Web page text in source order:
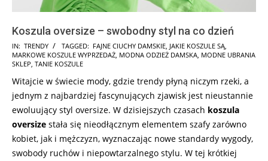
Koszula oversize – swobodny styl na co dzień
2025-
05-
IN: TRENDY TAGGED: FAJNE CIUCHY DAMSKIE, JAKIE KOSZULE SĄ,
MARKOWE KOSZULE WYPRZEDAŻ, MODNA ODZIEŻ DAMSKA, MODNE UBRANIA
SKLEP, TANIE KOSZULE
Witajcie w świecie mody, gdzie trendy płyną niczym rzeki, a
jednym z najbardziej fascynujących zjawisk jest nieustannie
ewoluujący styl oversize. W dzisiejszych czasach koszula
oversize stała się nieodłącznym elementem szafy zarówno
kobiet, jak i mężczyzn, wyznaczając nowe standardy wygody,
swobody ruchów i niepowtarzalnego stylu. W tej krótkiej